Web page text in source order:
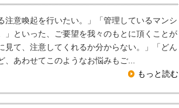
意喚起を行いたい。」「管理しているマンシ
」といった、ご要望を我々のもとに頂くことが
て、注意してくれるか分からない。」「どん
あわせてこのようなお悩みもご...
もっと読む